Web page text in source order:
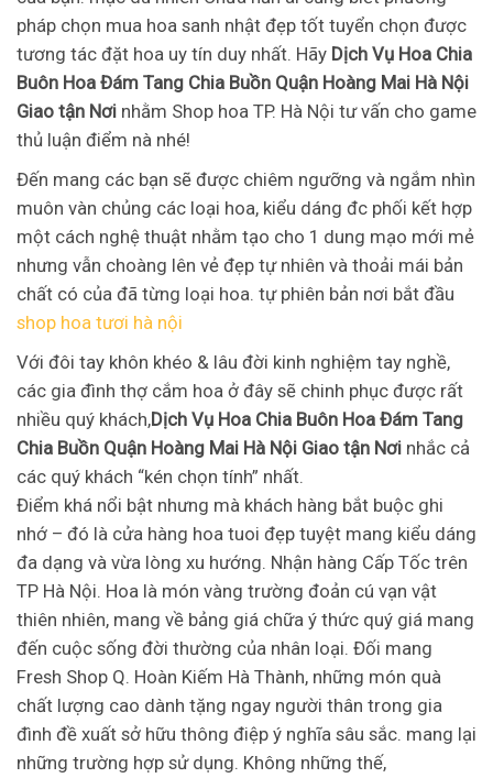
pháp chọn mua hoa sanh nhật đẹp tốt tuyển chọn được
tương tác đặt hoa uy tín duy nhất. Hãy Dịch Vụ Hoa Chia
Buôn Hoa Đám Tang Chia Buồn Quận Hoàng Mai Hà Nội
Giao tận Nơi nhằm Shop hoa TP. Hà Nội tư vấn cho game
thủ luận điểm nà nhé!
Đến mang các bạn sẽ được chiêm ngưỡng và ngắm nhìn
muôn vàn chủng các loại hoa, kiểu dáng đc phối kết hợp
một cách nghệ thuật nhằm tạo cho 1 dung mạo mới mẻ
nhưng vẫn choàng lên vẻ đẹp tự nhiên và thoải mái bản
chất có của đã từng loại hoa. tự phiên bản nơi bắt đầu
shop hoa tươi hà nội
Với đôi tay khôn khéo & lâu đời kinh nghiệm tay nghề,
các gia đình thợ cắm hoa ở đây sẽ chinh phục được rất
nhiều quý khách,Dịch Vụ Hoa Chia Buôn Hoa Đám Tang
Chia Buồn Quận Hoàng Mai Hà Nội Giao tận Nơi nhắc cả
các quý khách “kén chọn tính” nhất.
Điểm khá nổi bật nhưng mà khách hàng bắt buộc ghi
nhớ – đó là cửa hàng hoa tuoi đẹp tuyệt mang kiểu dáng
đa dạng và vừa lòng xu hướng. Nhận hàng Cấp Tốc trên
TP Hà Nội. Hoa là món vàng trường đoản cú vạn vật
thiên nhiên, mang về bảng giá chữa ý thức quý giá mang
đến cuộc sống đời thường của nhân loại. Đối mang
Fresh Shop Q. Hoàn Kiếm Hà Thành, những món quà
chất lượng cao dành tặng ngay người thân trong gia
đình đề xuất sở hữu thông điệp ý nghĩa sâu sắc. mang lại
những trường hợp sử dụng. Không những thế,